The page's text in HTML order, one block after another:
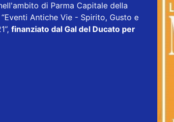
di Parma Capitale della
Antiche Vie - Spirito, Gusto e
finanziato dal Gal del Ducato per